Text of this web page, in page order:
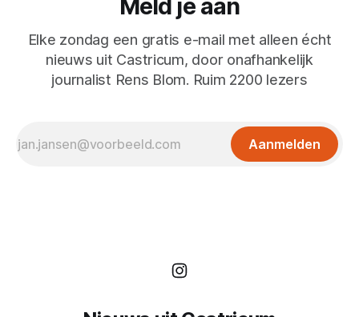
Meld je aan
Elke zondag een gratis e-mail met alleen écht
nieuws uit Castricum, door onafhankelijk
journalist Rens Blom. Ruim 2200 lezers
Aanmelden